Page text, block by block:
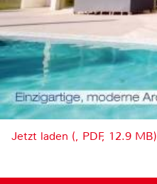
Jetzt laden (, PDF, 12.9 MB)